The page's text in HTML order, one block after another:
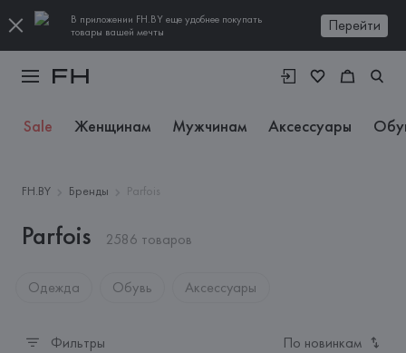
В приложении FH.BY еще удобнее покупать
товары вашей мечты
Перейти
Sale Женщинам Мужчинам Аксессуары
FH.BY Бренды Parfois
Parfois 2586 товаров
Одежда Обувь Аксессуары
Фильтры По новинкам